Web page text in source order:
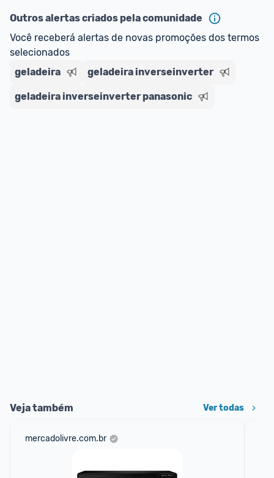
Outros alertas criados pela comunidade
Você receberá alertas de novas promoções dos termos
selecionados
geladeira
geladeira inverseinverter
geladeira inverseinverter panasonic
Veja também Ver todas
mercadolivre.com.br